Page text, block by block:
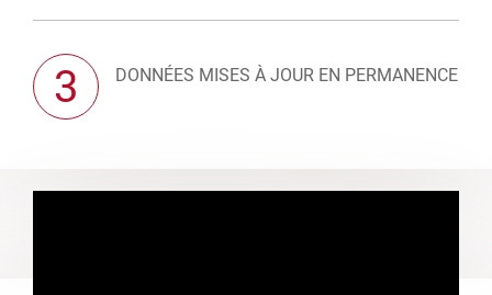
3 DONNÉES MISES À JOUR EN PERMANENCE